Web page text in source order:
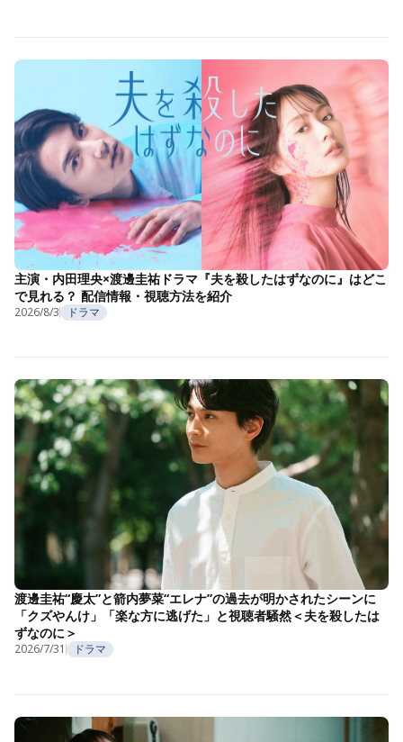
主演・内田理央×渡邊圭祐ドラマ『夫を殺したはずなのに』はどこ
で見れる？ 配信情報・視聴方法を紹介
2026/8/3 ドラマ
渡邊圭祐“慶太”と箭内夢菜“エレナ”の過去が明かされたシーンに
「クズやんけ」「楽な方に逃げた」と視聴者騒然＜夫を殺したは
ずなのに＞
2026/7/31 ドラマ